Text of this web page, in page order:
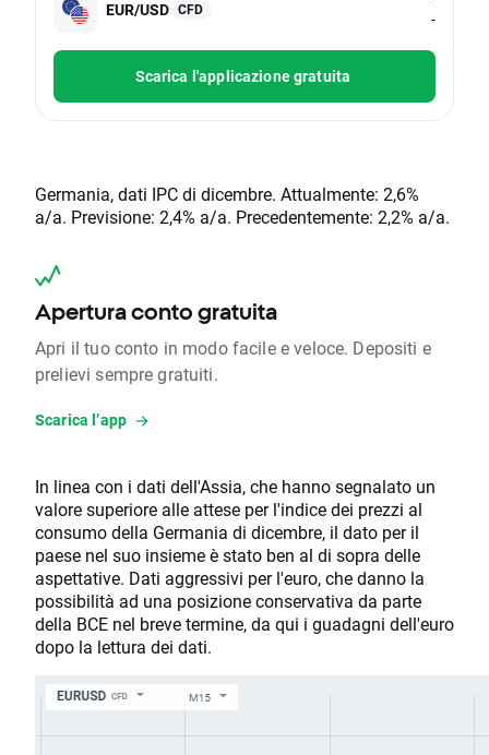
EUR/USD CFD
-
Scarica l'applicazione gratuita
Germania, dati IPC di dicembre. Attualmente: 2,6%
a/a. Previsione: 2,4% a/a. Precedentemente: 2,2% a/a.
Apertura conto gratuita
Apri il tuo conto in modo facile e veloce. Depositi e
prelievi sempre gratuiti.
Scarica l’app
In linea con i dati dell'Assia, che hanno segnalato un
valore superiore alle attese per l'indice dei prezzi al
consumo della Germania di dicembre, il dato per il
paese nel suo insieme è stato ben al di sopra delle
aspettative. Dati aggressivi per l'euro, che danno la
possibilità ad una posizione conservativa da parte
della BCE nel breve termine, da qui i guadagni dell'euro
dopo la lettura dei dati.